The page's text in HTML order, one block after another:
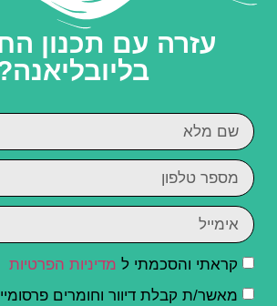
עזרה עם תכנון
קראתי והסכמתי ל מדיניות הפרטיות
מאשר/ת קבלת דיוור וחומרים